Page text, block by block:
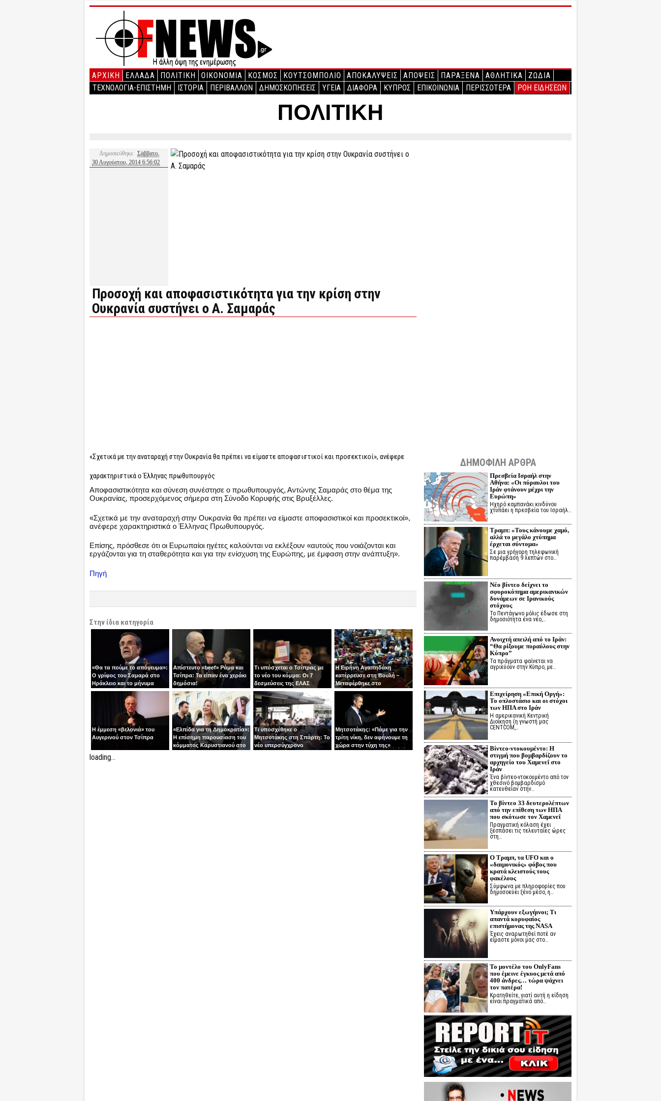
ΑΡΧΙΚΉ ΕΛΛΑΔΑ ΠΟΛΙΤΙΚΗ ΟΙΚΟΝΟΜΙΑ ΚΟΣΜΟΣ ΚΟΥΤΣΟΜΠΟΛΙΟ ΑΠΟΚΑΛΥΨΕΙΣ ΑΠΟΨΕΙΣ ΠΑΡΑΞΕΝΑ ΑΘΛΗΤΙΚΑ
ΖΩΔΙΑ
ΤΕΧΝΟΛΟΓΙΑ-ΕΠΙΣΤΗΜΗ
ΙΣΤΟΡΙΑ ΠΕΡΙΒΑΛΛΟΝ ΔΗΜΟΣΚΟΠΗΣΕΙΣ ΥΓΕΙΑ ΔΙΑΦΟΡΑ ΚΥΠΡΟΣ ΕΠΙΚΟΙΝΩΝΙΑ ΠΕΡΙΣΣΟΤΕΡΑ ΡΟΗ ΕΙΔΗΣΕΩΝ
ΠΟΛΙΤΙΚΗ
Δημοσιεύθηκε Σάββατο,
30 Αυγούστου, 2014 6:56:02
Προσοχή και αποφασιστικότητα για την κρίση στην
Ουκρανία συστήνει ο Α. Σαμαράς
«Σχετικά με την αναταραχή στην Ουκρανία θα πρέπει να είμαστε αποφασιστικοί και προσεκτικοί», ανέφερε
χαρακτηριστικά ο Έλληνας πρωθυπουργός
Αποφασιστικότητα και σύνεση συνέστησε ο πρωθυπουργός, Αντώνης Σαμαράς στο θέμα της
Ουκρανίας, προσερχόμενος σήμερα στη Σύνοδο Κορυφής στις Βρυξέλλες.
«Σχετικά με την αναταραχή στην Ουκρανία θα πρέπει να είμαστε αποφασιστικοί και προσεκτικοί»,
ανέφερε χαρακτηριστικά ο Έλληνας Πρωθυπουργός.
Επίσης, πρόσθεσε ότι οι Ευρωπαίοι ηγέτες καλούνται να εκλέξουν «αυτούς που νοιάζονται και
εργάζονται για τη σταθερότητα και για την ενίσχυση της Ευρώπης, με έμφαση στην ανάπτυξη».
Πηγή
Στην ίδια κατηγορία
«Θα τα πούμε το απόγευμα»:
Ο γρίφος του Σαμαρά στο
Ηράκλειο και το μήνυμα
ανατροπής
Απίστευτο «beef» Ράμα και
Τσίπρα: Τα είπαν ένα χεράκι
δημόσια!
Τι υπόσχεται ο Τσίπρας με
το νέο του κόμμα: Οι 7
δεσμεύσεις της ΕΛΑΣ
Η Ειρήνη Αγαπηδάκη
κατέρρευσε στη Βουλή –
Μεταφέρθηκε στο
νοσοκομείο με ασθενοφόρο
Η έμμεση «βελονιά» του
Αυγερινού στον Τσίπρα
«Ελπίδα για τη Δημοκρατία»:
Η επίσημη παρουσίαση του
κόμματος Καρυστιανού στο
Τι υποσχέθηκε ο
Μητσοτάκης στη Σπάρτη: Το
νέο υπερσύγχρονο
Μητσοτάκης: «Πάμε για την
τρίτη νίκη, δεν αφήνουμε τη
χώρα στην τύχη της»
loading...
ΔΗΜΟΦΙΛΗ ΑΡΘΡΑ
Πρεσβεία Ισραήλ στην
Αθήνα: «Οι πύραυλοι του
Ιράν φτάνουν μέχρι την
Ευρώπη»
Ηχηρό καμπανάκι κινδύνου
χτυπάει η πρεσβεία του Ισραήλ…
Τραμπ: «Τους κάνουμε χαμό,
αλλά το μεγάλο χτύπημα
έρχεται σύντομα»
Σε μια γρήγορη τηλεφωνική
παρέμβαση 9 λεπτών στο…
Νέο βίντεο δείχνει το
σφυροκόπημα αμερικανικών
δυνάμεων σε Ιρανικούς
στόχους
Το Πεντάγωνο μόλις έδωσε στη
δημοσιότητα ένα νέο,…
Ανοιχτή απειλή από το Ιράν:
“Θα ρίξουμε πυραύλους στην
Κύπρο”
Τα πράγματα φαίνεται να
αγριεύουν στην Κύπρο, με…
Επιχείρηση «Επική Οργή»:
Το οπλοστάσιο και οι στόχοι
των ΗΠΑ στο Ιράν
Η αμερικανική Κεντρική
Διοίκηση (η γνωστή μας
CENTCOM,…
Βίντεο-ντοκουμέντο: Η
στιγμή που βομβαρδίζουν το
αρχηγείο του Χαμενεΐ στο
Ιράν
Ένα βίντεο-ντοκουμέντο από τον
χθεσινό βομβαρδισμό
κατευθείαν στην…
Το βίντεο 33 δευτερολέπτων
από την επίθεση των ΗΠΑ
που σκότωσε τον Χαμενεΐ
Πραγματική κόλαση έχει
ξεσπάσει τις τελευταίες ώρες
στη…
Ο Τραμπ, τα UFO και ο
«δαιμονικός» φόβος που
κρατά κλειστούς τους
φακέλους
Σύμφωνα με πληροφορίες που
δημοσοεύει ξένο μέσο, η…
Υπάρχουν εξωγήινοι; Τι
απαντά κορυφαίος
επιστήμονας της NASA
Έχεις αναρωτηθεί ποτέ αν
είμαστε μόνοι μας στο…
Το μοντέλο του OnlyFans
που έμεινε έγκυος μετά από
400 άνδρες… τώρα ψάχνει
τον πατέρα!
Κρατηθείτε, γιατί αυτή η είδηση
είναι πραγματικά από…